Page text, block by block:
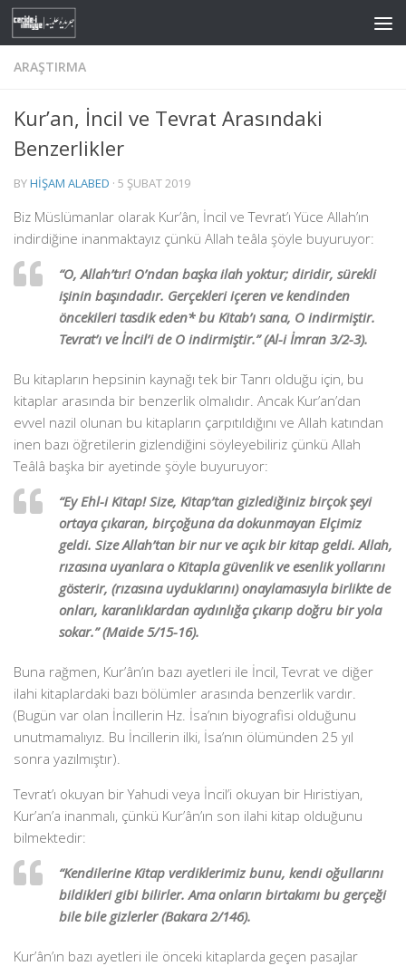
Skip to content
ARAŞTIRMA
Kur’an, İncil ve Tevrat Arasındaki
Benzerlikler
BYHIŞAM ALABED · 5 ŞUBAT 2019
Biz Müslümanlar olarak Kur’ân, İncil ve Tevrat’ı Yüce Allah’ın
indirdiğine inanmaktayız çünkü Allah teâla şöyle buyuruyor:
“O, Allah’tır! O’ndan başka ilah yoktur; diridir, sürekli
işinin başındadır. Gerçekleri içeren ve kendinden
öncekileri tasdik eden* bu Kitab’ı sana, O indirmiştir.
Tevrat’ı ve İncil’i de O indirmiştir.” (Al-i İmran 3/2-3).
Bu kitapların hepsinin kaynağı tek bir Tanrı olduğu için, bu
kitaplar arasında bir benzerlik olmalıdır. Ancak Kur’an’dan
evvel nazil olunan bu kitapların çarpıtıldığını ve Allah katından
inen bazı öğretilerin gizlendiğini söyleyebiliriz çünkü Allah
Teâlâ başka bir ayetinde şöyle buyuruyor:
“Ey Ehl-i Kitap! Size, Kitap’tan gizlediğiniz birçok şeyi
ortaya çıkaran, birçoğuna da dokunmayan Elçimiz
geldi. Size Allah’tan bir nur ve açık bir kitap geldi. Allah,
rızasına uyanlara o Kitapla güvenlik ve esenlik yollarını
gösterir, (rızasına uyduklarını) onaylamasıyla birlikte de
onları, karanlıklardan aydınlığa çıkarıp doğru bir yola
sokar.” (Maide 5/15-16).
Buna rağmen, Kur’ân’ın bazı ayetleri ile İncil, Tevrat ve diğer
ilahi kitaplardaki bazı bölümler arasında benzerlik vardır.
(Bugün var olan İncillerin Hz. İsa’nın biyografisi olduğunu
unutmamalıyız. Bu İncillerin ilki, İsa’nın ölümünden 25 yıl
sonra yazılmıştır).
Tevrat’ı okuyan bir Yahudi veya İncil’i okuyan bir Hıristiyan,
Kur’an’a inanmalı, çünkü Kur’ân’ın son ilahi kitap olduğunu
bilmektedir:
“Kendilerine Kitap verdiklerimiz bunu, kendi oğullarını
bildikleri gibi bilirler. Ama onların birtakımı bu gerçeği
bile bile gizlerler (Bakara 2/146).
Kur’ân’ın bazı ayetleri ile önceki kitaplarda geçen pasajlar